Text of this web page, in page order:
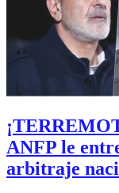
ANFP le
arbitraje